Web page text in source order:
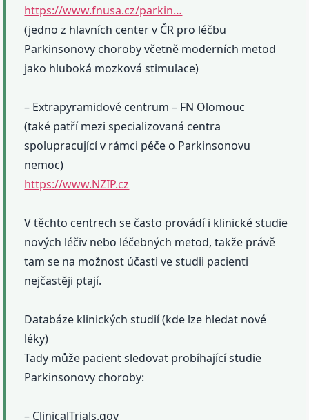
https://www.fnusa.cz/parkin…
(jedno z hlavních center v ČR pro léčbu
Parkinsonovy choroby včetně moderních metod
jako hluboká mozková stimulace)
– Extrapyramidové centrum – FN Olomouc
(také patří mezi specializovaná centra
spolupracující v rámci péče o Parkinsonovu
nemoc)
https://www.NZIP.cz
V těchto centrech se často provádí i klinické studie
nových léčiv nebo léčebných metod, takže právě
tam se na možnost účasti ve studii pacienti
nejčastěji ptají.
Databáze klinických studií (kde lze hledat nové
léky)
Tady může pacient sledovat probíhající studie
Parkinsonovy choroby:
– ClinicalTrials.gov